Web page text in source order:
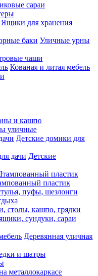
сараи
Ящики для хранения
Уличные урны
чаши
Кованая и литая мебель
и кашпо
уличные
Детские домики для
Детские
пластик
пуфы, шезлонги
столы, кашпо, грядки
сундуки, сараи
Деревянная уличная
и шатры